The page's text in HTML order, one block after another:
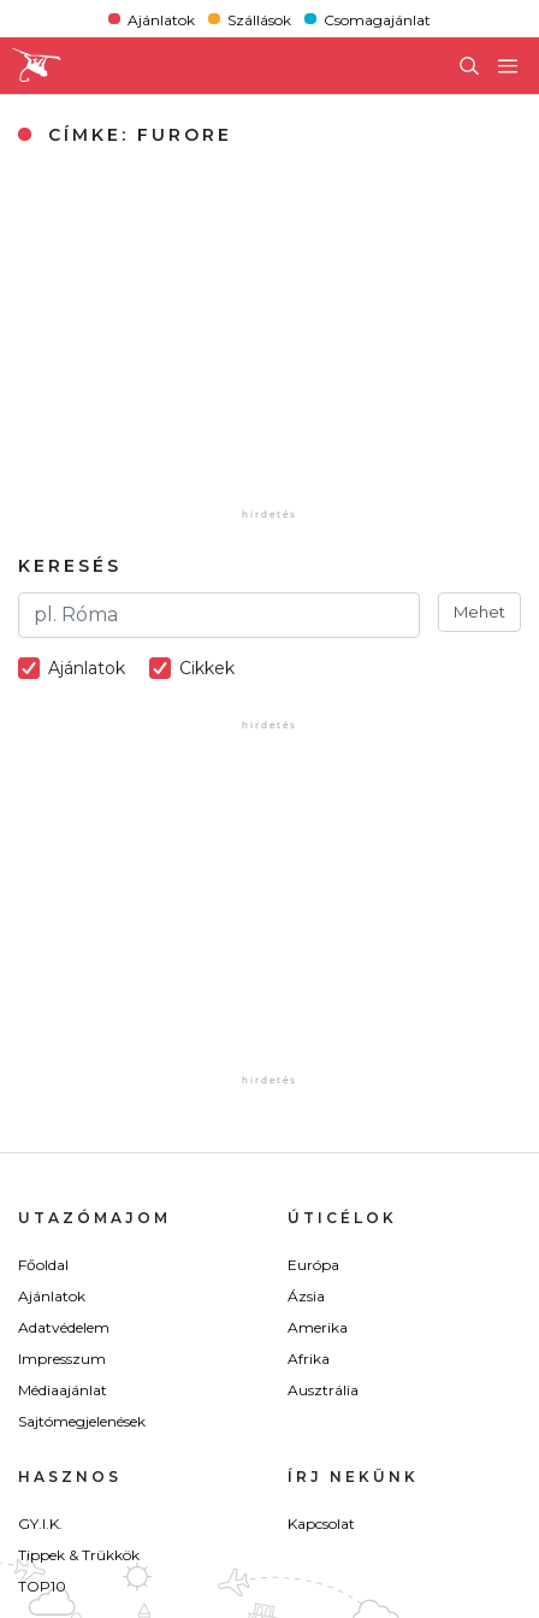
Ajánlatok Szállások Csomagajánlat
CÍMKE: FURORE
KERESÉS
Mehet
Ajánlatok Cikkek
UTAZÓMAJOM
Főoldal
Ajánlatok
Adatvédelem
Impresszum
Médiaajánlat
Sajtómegjelenések
ÚTICÉLOK
Európa
Ázsia
Amerika
Afrika
Ausztrália
HASZNOS
GY.I.K.
Tippek & Trükkök
TOP10
ÍRJ NEKÜNK
Kapcsolat